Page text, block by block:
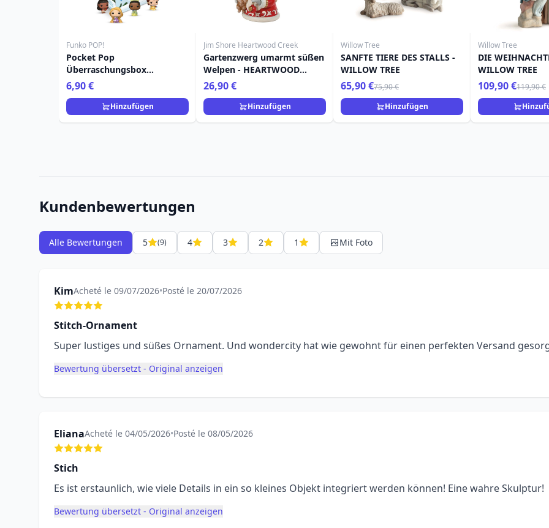
Funko POP!
Pocket Pop
Überraschungsbox
Prinzessinnenurlaub - Disney
6,90 €
Hinzufügen
Jim Shore Heartwood Creek
Gartenzwerg umarmt süßen
Welpen - HEARTWOOD
CREEK
26,90 €
Hinzufügen
Willow Tree
SANFTE TIERE DES STALLS -
WILLOW TREE
65,90 €75,90 €
Hinzufügen
Willow Tree
DIE
WILLOW TREE
109,90 €119,90 €
Kundenbewertungen
Alle Bewertungen 5 (9) 4 3 2 1 Mit Foto
KimAcheté le 09/07/2026•Posté le 20/07/2026
Stitch-Ornament
Super lustiges und süßes Ornament. Und wondercity hat wie gewohnt für einen perfekten Versand
Bewertung übersetzt - Original anzeigen
ElianaAcheté le 04/05/2026•Posté le 08/05/2026
Stich
Es ist erstaunlich, wie viele Details in ein so kleines Objekt integriert werden können! Eine wahre Skulptur!
Bewertung übersetzt - Original anzeigen